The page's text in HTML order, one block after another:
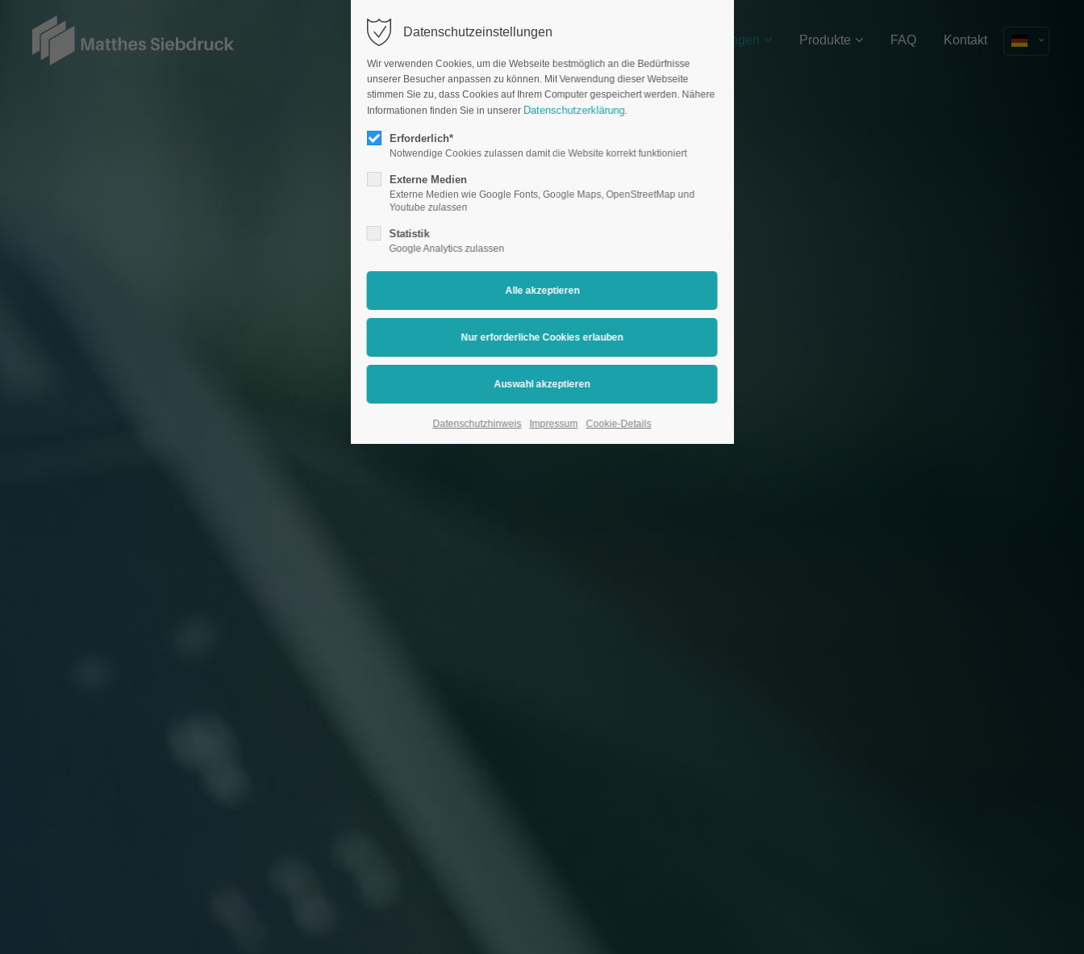
Unternehmen Branchenlösungen Produkte FAQ Kontakt
Datenschutzeinstellungen
Wir verwenden Cookies, um die Webseite bestmöglich an die Bedürfnisse
unserer Besucher anpassen zu können. Mit Verwendung dieser Webseite
stimmen Sie zu, dass Cookies auf Ihrem Computer gespeichert werden. Nähere
Informationen finden Sie in unserer Datenschutzerklärung.
Erforderlich*
Notwendige Cookies zulassen damit die Website korrekt funktioniert
Externe Medien
Externe Medien wie Google Fonts, Google Maps, OpenStreetMap und
Youtube zulassen
Statistik
Google Analytics zulassen
Datenschutzhinweis Impressum Cookie-Details